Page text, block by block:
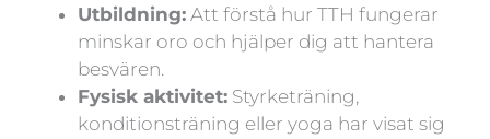
Utbildning: Att förstå hur TTH fungerar
minskar oro och hjälper dig att hantera
besvären.
Fysisk aktivitet: Styrketräning,
konditionsträning eller yoga har visat sig